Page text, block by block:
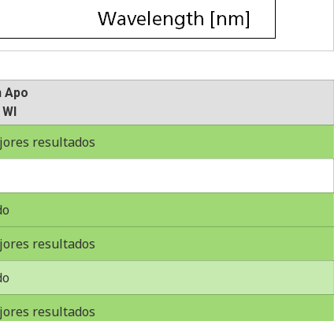
Apo
resultados
resultados
resultados